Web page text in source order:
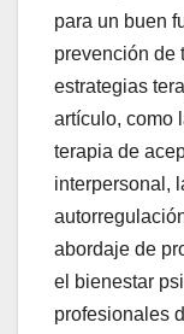
para un buen
prevención de
estrategias
artículo, como
terapia de
interpersonal,
abordaje de
el bienestar
profesionales